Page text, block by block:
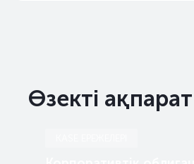
Өзекті ақпарат